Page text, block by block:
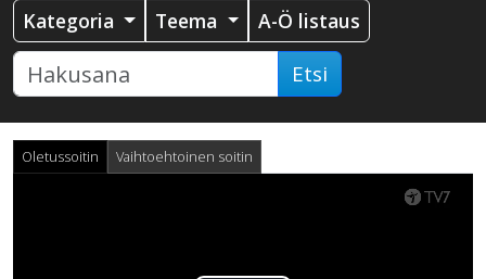
Kategoria Teema A-Ö listaus
Etsi
Oletussoitin Vaihtoehtoinen soitin